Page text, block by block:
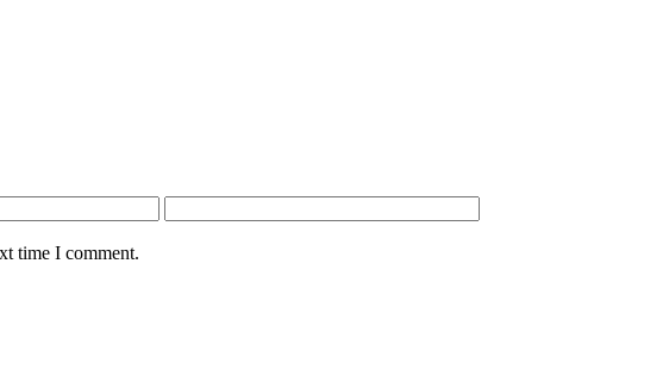
time I comment.